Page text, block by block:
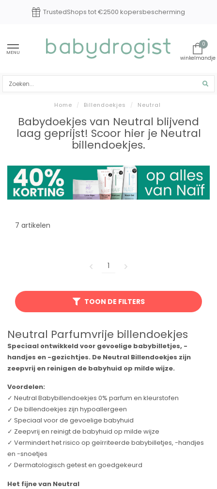
TrustedShops tot €2500 kopersbescherming
MENU
0
Home / Billendoekjes / Neutral
Babydoekjes van Neutral blijvend
laag geprijst! Scoor hier je Neutral
billendoekjes.
7 artikelen
1
TOON DE FILTERS
Neutral Parfumvrije billendoekjes
Speciaal ontwikkeld voor gevoelige babybilletjes, -
handjes en -gezichtjes. De Neutral Billendoekjes zijn
zeepvrij en reinigen de babyhuid op milde wijze.
Voordelen:
✓ Neutral Babybillendoekjes 0% parfum en kleurstofen
✓ De billendoekjes zijn hypoallergeen
✓ Speciaal voor de gevoelige babyhuid
✓ Zeepvrij en reinigt de babyhuid op milde wijze
✓ Vermindert het risico op geïrriteerde babybilletjes, -handjes
en -snoetjes
✓ Dermatologisch getest en goedgekeurd
Het fijne van Neutral